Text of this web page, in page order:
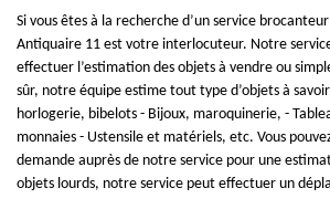
Si vous êtes à la recherche d’un service
Antiquaire 11 est votre interlocuteur. Notre
effectuer l’estimation des objets à vendre ou
sûr, notre équipe estime tout type d’objets à
horlogerie, bibelots - Bijoux, maroquinerie, -
monnaies - Ustensile et matériels, etc. Vous
demande auprès de notre service pour une
objets lourds, notre service peut effectuer un